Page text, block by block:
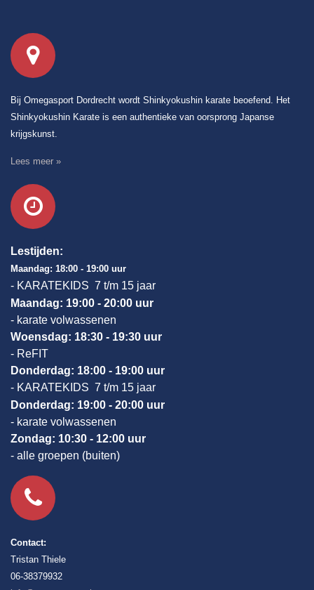
Bij Omegasport Dordrecht wordt Shinkyokushin karate beoefend. Het
Shinkyokushin Karate is een authentieke van oorsprong Japanse
krijgskunst.
Lees meer »
Lestijden:
Maandag: 18:00 - 19:00 uur
- KARATEKIDS 7 t/m 15 jaar
Maandag: 19:00 - 20:00 uur
- karate volwassenen
Woensdag: 18:30 - 19:30 uur
- ReFIT
Donderdag: 18:00 - 19:00 uur
- KARATEKIDS 7 t/m 15 jaar
Donderdag: 19:00 - 20:00 uur
- karate volwassenen
Zondag: 10:30 - 12:00 uur
- alle groepen (buiten)
Contact:
Tristan Thiele
06-38379932